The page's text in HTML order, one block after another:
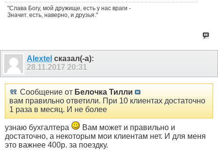
"Слава Богу, мой дружище, есть у нас враги -
Значит. есть, наверно, и друзья."
Alextel сказал(-а):
28.11.2017 20:31
Сообщение от Белочка Тилли
вам правильно ответили. При 10 клиентах достаточно
1 раза в месяц. И не более
узнаю бухгалтера
Вам может и правильно и
достаточно, а некоторым мои клиентам нет. И для меня
это важнее 400р. за поездку.